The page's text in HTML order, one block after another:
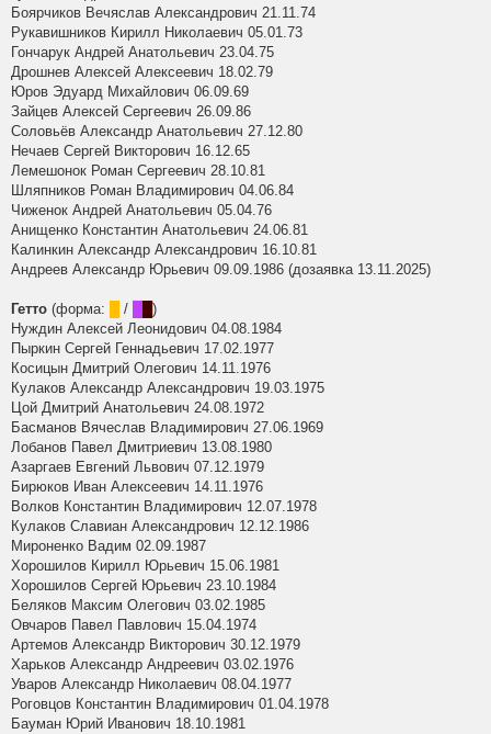
Боярчиков Вечяслав Александрович 21.11.74
Рукавишников Кирилл Николаевич 05.01.73
Гончарук Андрей Анатольевич 23.04.75
Дрошнев Алексей Алексеевич 18.02.79
Юров Эдуард Михайлович 06.09.69
Зайцев Алексей Сергеевич 26.09.86
Соловьёв Александр Анатольевич 27.12.80
Нечаев Сергей Викторович 16.12.65
Лемешонок Роман Сергеевич 28.10.81
Шляпников Роман Владимирович 04.06.84
Чиженок Андрей Анатольевич 05.04.76
Анищенко Константин Анатольевич 24.06.81
Калинкин Александр Александрович 16.10.81
Андреев Александр Юрьевич 09.09.1986 (дозаявка 13.11.2025)
Гетто (форма: /
)
Нуждин Алексей Леонидович 04.08.1984
Пыркин Сергей Геннадьевич 17.02.1977
Косицын Дмитрий Олегович 14.11.1976
Кулаков Александр Александрович 19.03.1975
Цой Дмитрий Анатольевич 24.08.1972
Басманов Вячеслав Владимирович 27.06.1969
Лобанов Павел Дмитриевич 13.08.1980
Азаргаев Евгений Львович 07.12.1979
Бирюков Иван Алексеевич 14.11.1976
Волков Константин Владимирович 12.07.1978
Кулаков Славиан Александрович 12.12.1986
Мироненко Вадим 02.09.1987
Хорошилов Кирилл Юрьевич 15.06.1981
Хорошилов Сергей Юрьевич 23.10.1984
Беляков Максим Олегович 03.02.1985
Овчаров Павел Павлович 15.04.1974
Артемов Александр Викторович 30.12.1979
Харьков Александр Андреевич 03.02.1976
Уваров Александр Николаевич 08.04.1977
Роговцов Константин Владимирович 01.04.1978
Бауман Юрий Иванович 18.10.1981